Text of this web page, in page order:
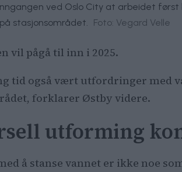
ved Oslo City at arbeidet
stasjonsområdet.
Foto: Vegard Velle
vil pågå til inn i 2025.
tid også vært utfordringer med
forklarer Østby videre.
utforming
å stanse vannet er ikke noe